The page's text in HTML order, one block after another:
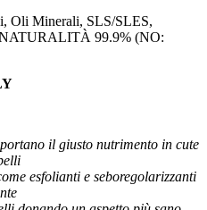
Oli Minerali, SLS/SLES,
99.9% (NO:
il giusto nutrimento in cute
esfolianti e seboregolarizzanti